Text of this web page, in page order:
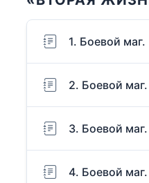
1. Боевой
2. Боевой
3. Боевой
4. Боевой